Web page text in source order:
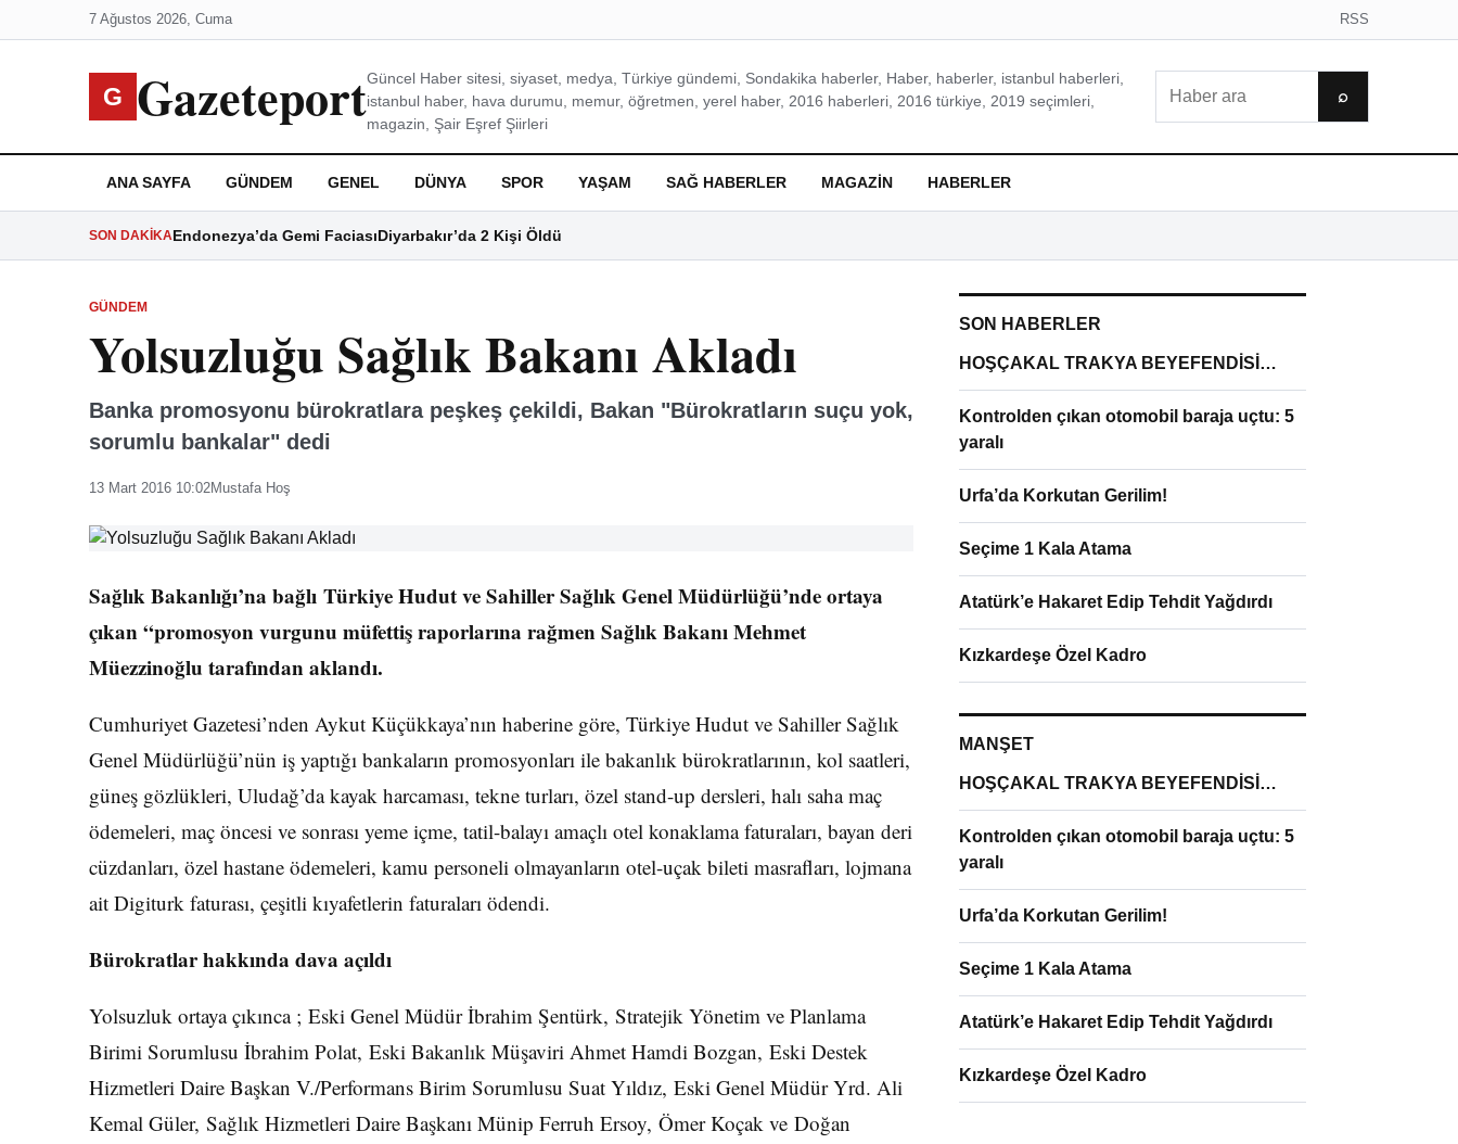
7 Ağustos 2026, Cuma RSS
G GazeteportGüncel Haber sitesi, siyaset, medya, Türkiye gündemi, Sondakika haberler, Haber, haberler, istanbul haberleri,
istanbul haber, hava durumu, memur, öğretmen, yerel haber, 2016 haberleri, 2016 türkiye, 2019 seçimleri,
magazin, Şair Eşref Şiirleri
⌕
ANA SAYFA GÜNDEM GENEL DÜNYA SPOR YAŞAM SAĞ HABERLER MAGAZIN HABERLER
SON DAKIKAEndonezya’da Gemi FaciasıDiyarbakır’da 2 Kişi Öldü
GÜNDEM
Yolsuzluğu Sağlık Bakanı Akladı
Banka promosyonu bürokratlara peşkeş çekildi, Bakan "Bürokratların suçu yok,
sorumlu bankalar" dedi
13 Mart 2016 10:02Mustafa Hoş
Sağlık Bakanlığı’na bağlı Türkiye Hudut ve Sahiller Sağlık Genel Müdürlüğü’nde ortaya
çıkan “promosyon vurgunu müfettiş raporlarına rağmen Sağlık Bakanı Mehmet
Müezzinoğlu tarafından aklandı.
Cumhuriyet Gazetesi’nden Aykut Küçükkaya’nın haberine göre, Türkiye Hudut ve Sahiller Sağlık
Genel Müdürlüğü’nün iş yaptığı bankaların promosyonları ile bakanlık bürokratlarının, kol saatleri,
güneş gözlükleri, Uludağ’da kayak harcaması, tekne turları, özel stand-up dersleri, halı saha maç
ödemeleri, maç öncesi ve sonrası yeme içme, tatil-balayı amaçlı otel konaklama faturaları, bayan deri
cüzdanları, özel hastane ödemeleri, kamu personeli olmayanların otel-uçak bileti masrafları, lojmana
ait Digiturk faturası, çeşitli kıyafetlerin faturaları ödendi.
Bürokratlar hakkında dava açıldı
Yolsuzluk ortaya çıkınca ; Eski Genel Müdür İbrahim Şentürk, Stratejik Yönetim ve Planlama
Birimi Sorumlusu İbrahim Polat, Eski Bakanlık Müşaviri Ahmet Hamdi Bozgan, Eski Destek
Hizmetleri Daire Başkan V./Performans Birim Sorumlusu Suat Yıldız, Eski Genel Müdür Yrd. Ali
Kemal Güler, Sağlık Hizmetleri Daire Başkanı Münip Ferruh Ersoy, Ömer Koçak ve Doğan
SON HABERLER
HOŞÇAKAL TRAKYA BEYEFENDİSİ…
Kontrolden çıkan otomobil baraja uçtu: 5
yaralı
Urfa’da Korkutan Gerilim!
Seçime 1 Kala Atama
Atatürk’e Hakaret Edip Tehdit Yağdırdı
Kızkardeşe Özel Kadro
MANŞET
HOŞÇAKAL TRAKYA BEYEFENDİSİ…
Kontrolden çıkan otomobil baraja uçtu: 5
yaralı
Urfa’da Korkutan Gerilim!
Seçime 1 Kala Atama
Atatürk’e Hakaret Edip Tehdit Yağdırdı
Kızkardeşe Özel Kadro